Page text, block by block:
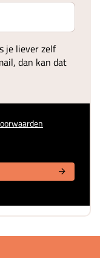
je liever zelf
dan kan dat